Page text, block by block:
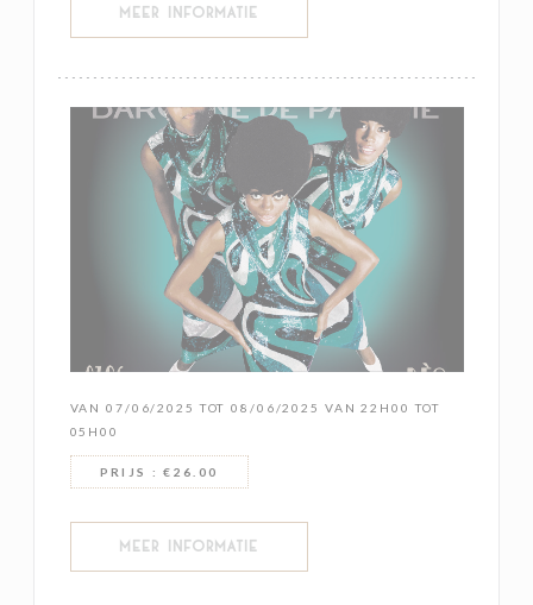
MEER INFORMATIE
VAN 07/06/2025 TOT 08/06/2025 VAN 22H00 TOT
05H00
PRIJS : €26.00
MEER INFORMATIE